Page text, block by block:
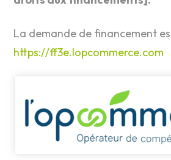
La demande de financement
https://ff3e.lopcommerce.com